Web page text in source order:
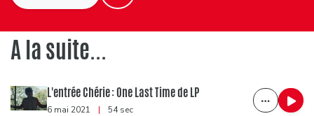
A la suite...
L'entrée Chérie : One Last Time de LP
6 mai 2021 | 54 sec